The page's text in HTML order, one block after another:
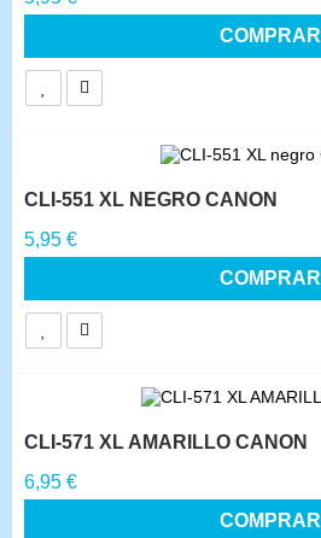
COMPRAR
CLI-551 XL NEGRO CANON
Precio
5,95 €
COMPRAR
CLI-571 XL AMARILLO CANON
Precio
6,95 €
COMPRAR